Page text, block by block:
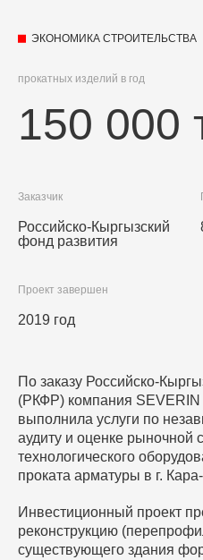
ЭКОНОМИКА СТРОИТЕЛЬСТВА
150 000
прокатных изделий в год
Российско-Кыргызский
фонд развития
Заказчик
2019 год
Проект завершен
По заказу Российско-
(РКФР) компания
выполнила услуги по
аудиту и оценке рыночной
технологического
проката арматуры в г.
Инвестиционный проект
реконструкцию
существующего здания